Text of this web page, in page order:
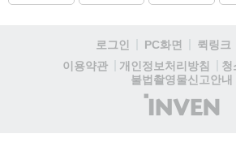
로그인 PC화면 퀵링크
이용약관
개인정보처리방침
청
불법촬영물신고안내
(주)
인